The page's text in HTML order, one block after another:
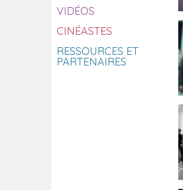
VIDÉOS
CINÉASTES
RESSOURCES ET
PARTENAIRES